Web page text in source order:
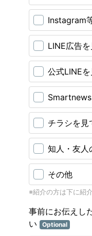
Instagram
LINE広告を
公式LINEを
チラシを見
知人・友人
その他
※紹介の方は下に紹
事前にお伝えし
い
Optional